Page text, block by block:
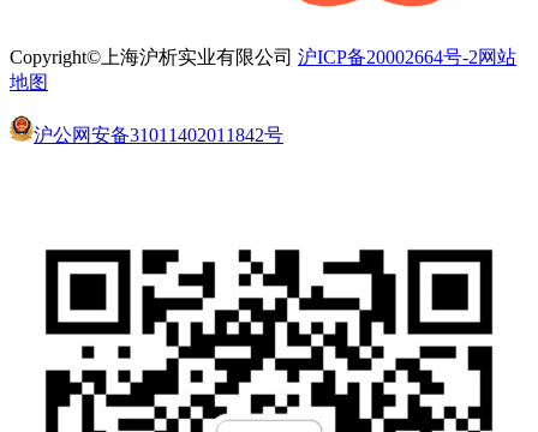
Copyright©上海沪析实业有限公司 沪ICP备20002664号-2网站
地图
沪公网安备31011402011842号